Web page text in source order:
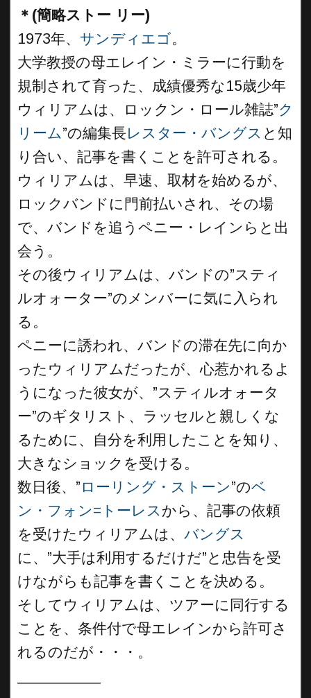
＊(簡略ストー リー)
1973年、 サンディエゴ。
大学教授の母エレイン・ミラーに行動を
規制されて育った、成績優秀な15歳少年
ウィリアムは、ロックン・ロール雑誌”ク
リーム”の編集長レスター・バングス と知
り合い、記事を書くことを許可される。
ウィリアムは、早速、取材を始めるが、
ロックバンドに門前払いされ、その場
で、バンドを追うペニー・レインらと出
会う。
その後ウィリアムは、バンドの”スティ
ルオォーター”のメンバーに気に入られ
る。
ペニーに誘われ、バンドの滞在先に向か
ったウィリアムだったが、心惹かれるよ
うになった彼女が、”スティルオォータ
ー”のギタリスト、ラッセルと親しくな
るために、自分を利用したことを知り、
大きなショックを受ける。
数日後、” ローリング・ストーン”のベ
ン・フォン=トーレス から、記事の依頼
を受けたウィリアムは、 バングス
に、”大手は利用するだけだ”と忠告を受
けながらも記事を書くことを決める。
そしてウィリアムは、ツアーに同行する
ことを、条件付で母エレインから許可さ
れるのだが・・・。